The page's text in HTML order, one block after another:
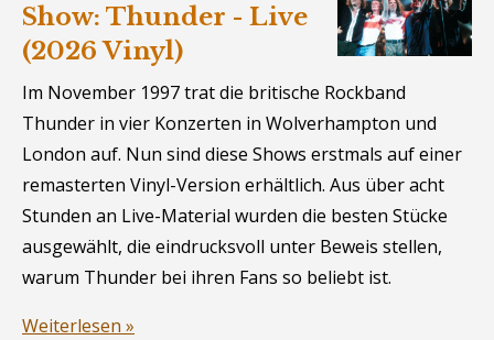
Show: Thunder - Live
(2026 Vinyl)
Im November 1997 trat die britische Rockband
Thunder in vier Konzerten in Wolverhampton und
London auf. Nun sind diese Shows erstmals auf einer
remasterten Vinyl-Version erhältlich. Aus über acht
Stunden an Live-Material wurden die besten Stücke
ausgewählt, die eindrucksvoll unter Beweis stellen,
warum Thunder bei ihren Fans so beliebt ist.
Weiterlesen »